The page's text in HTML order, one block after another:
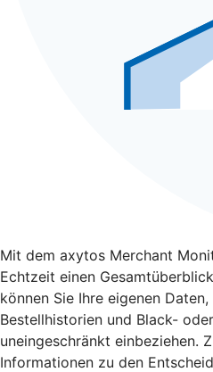
Mit dem axytos Merchant
Echtzeit einen
können Sie Ihre eigenen
Bestellhistorien und Black-
uneingeschränkt einbeziehen.
Informationen zu den